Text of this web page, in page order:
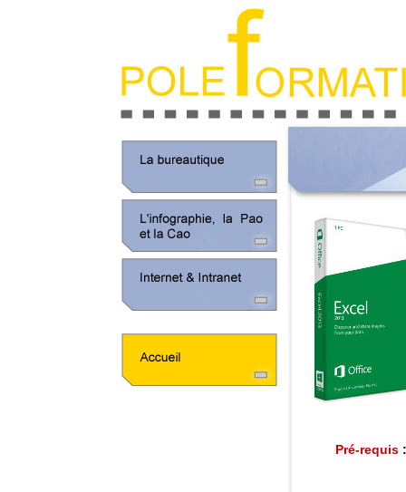
Pré-requis